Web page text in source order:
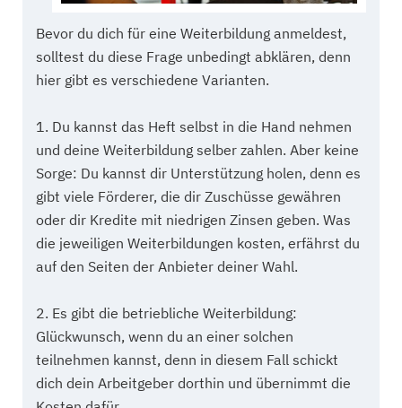
Bevor du dich für eine Weiterbildung anmeldest,
solltest du diese Frage unbedingt abklären, denn
hier gibt es verschiedene Varianten.
1. Du kannst das Heft selbst in die Hand nehmen
und deine Weiterbildung selber zahlen. Aber keine
Sorge: Du kannst dir Unterstützung holen, denn es
gibt viele Förderer, die dir Zuschüsse gewähren
oder dir Kredite mit niedrigen Zinsen geben. Was
die jeweiligen Weiterbildungen kosten, erfährst du
auf den Seiten der Anbieter deiner Wahl.
2. Es gibt die betriebliche Weiterbildung:
Glückwunsch, wenn du an einer solchen
teilnehmen kannst, denn in diesem Fall schickt
dich dein Arbeitgeber dorthin und übernimmt die